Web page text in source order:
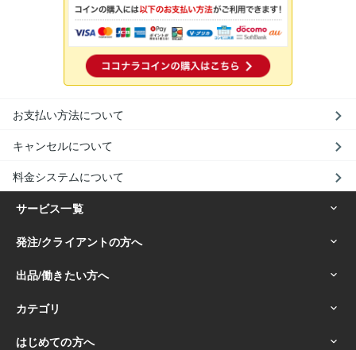
お支払い方法について
キャンセルについて
料金システムについて